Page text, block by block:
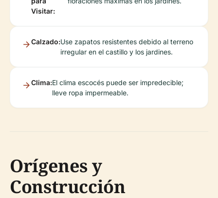
Visitar:
Calzado:Use zapatos resistentes debido al terreno
irregular en el castillo y los jardines.
Clima:El clima escocés puede ser impredecible;
lleve ropa impermeable.
Orígenes y
Construcción